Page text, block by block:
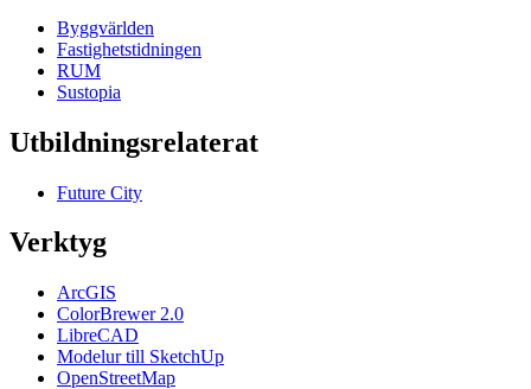
Byggvärlden
Fastighetstidningen
RUM
Sustopia
Utbildningsrelaterat
Future City
Verktyg
ArcGIS
ColorBrewer 2.0
LibreCAD
Modelur till SketchUp
OpenStreetMap